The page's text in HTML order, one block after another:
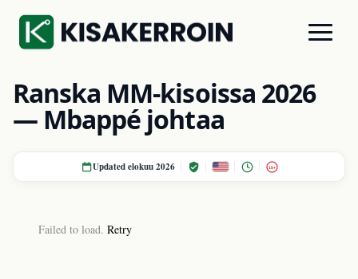
Ranska MM-kisoissa 2026
— Mbappé johtaa
Updated elokuu 2026 18+
Failed to load. Retry